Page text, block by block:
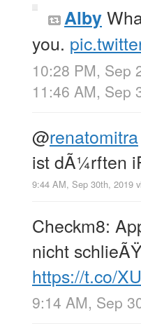
Alby
you.
10:28 PM, Sep
11:46 AM, Sep
@renatomitra
ist dÃ¼rften
9:44 AM, Sep 30th, 2019
Checkm8:
nicht
https://t.co/
9:14 AM, Sep